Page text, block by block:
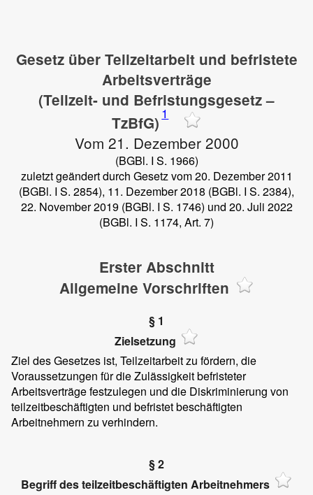
Gesetz über Teilzeitarbeit und befristete
Arbeitsverträge
(Teilzeit- und Befristungsgesetz –
TzBfG) 1
Vom 21. Dezember 2000
(BGBl. I S. 1966)
zuletzt geändert durch Gesetz vom 20. Dezember 2011
(BGBl. I S. 2854), 11. Dezember 2018 (BGBl. I S. 2384),
22. November 2019 (BGBl. I S. 1746) und 20. Juli 2022
(BGBl. I S. 1174, Art. 7)
Erster Abschnitt
Allgemeine Vorschriften
§ 1
Zielsetzung
Ziel des Gesetzes ist, Teilzeitarbeit zu fördern, die
Voraussetzungen für die Zulässigkeit befristeter
Arbeitsverträge festzulegen und die Diskriminierung von
teilzeitbeschäftigten und befristet beschäftigten
Arbeitnehmern zu verhindern.
§ 2
Begriff des teilzeitbeschäftigten Arbeitnehmers